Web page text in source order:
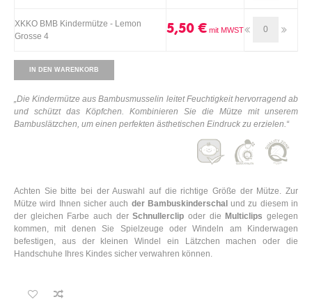
XKKO BMB Kindermütze - Lemon
Grosse 4
5,50 €
IN DEN WARENKORB
„Die Kindermütze aus Bambusmusselin leitet Feuchtigkeit hervorragend ab
und schützt das Köpfchen. Kombinieren Sie die Mütze mit unserem
Bambuslätzchen, um einen perfekten ästhetischen Eindruck zu erzielen.“
Achten Sie bitte bei der Auswahl auf die richtige Größe der Mütze. Zur
Mütze wird Ihnen sicher auch der Bambuskinderschal und zu diesem in
der gleichen Farbe auch derSchnullerclipoder die Multiclips gelegen
kommen, mit denen Sie Spielzeuge oder Windeln am Kinderwagen
befestigen, aus der kleinen Windel ein Lätzchen machen oder die
Handschuhe Ihres Kindes sicher verwahren können.